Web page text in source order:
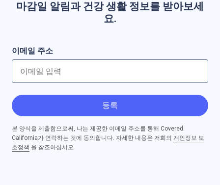
마감일 알림과 건강 생활 정보를 받아보세
요.
이메일 주소
등록
본 양식을 제출함으로써, 나는 제공한 이메일 주소를 통해 Covered
California가 연락하는 것에 동의합니다. 자세한 내용은 저희의 개인정보 보
호정책 을 참조하십시오.